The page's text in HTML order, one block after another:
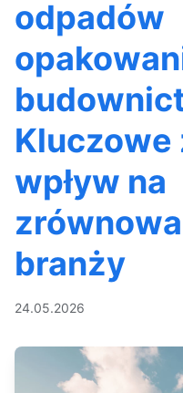
odpadów
Kluczowe
wpływ na
branży
24.05.2026